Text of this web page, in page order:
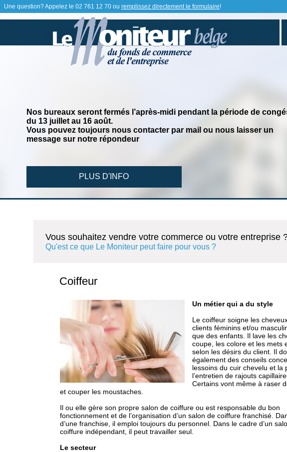
Une question? Appelez le 02 761 12 70 ou remplissez directement le formulaire!
Nos bureaux seront fermés l’après-midi pendant la période de
du 13 juillet au 16 août.
Vous pouvez toujours nous contacter par mail ou nous laisser un
message sur notre répondeur
PLUS D'INFO
Vous souhaitez vendre votre commerce ou votre entreprise
Qu'est ce que Le Moniteur peut faire pour vous ?
Coiffeur
Un métier qui a du style
Le coiffeur soigne les
clients féminins et/ou
que des enfants. Il lave les
coupe, les colore et les mets
selon les désirs du client. Il
également des conseils
lessoins du cuir chevelu et la
l’entretien de rajouts
Certains vont même à raser
et couper les moustaches.
Il ou elle gère son propre salon de coiffure ou est responsable du bon
fonctionnement et de l’organisation d’un salon de coiffure franchisé.
d’une franchise, il emploi toujours du personnel. Dans le cadre d’un
coiffure indépendant, il peut travailler seul.
Le secteur